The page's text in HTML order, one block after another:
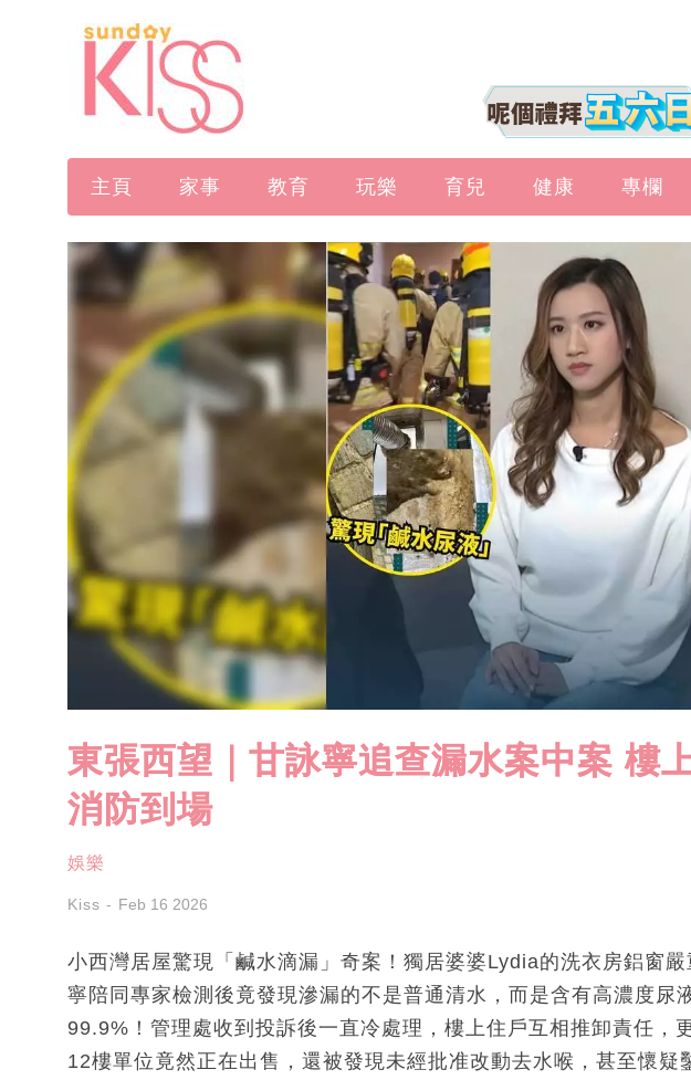
主頁 家事 教育 玩樂 育兒 健康 專欄
東張西望｜甘詠寧追查漏水案中案 樓
消防到場
娛樂
Kiss Feb 16 2026
小西灣居屋驚現「鹹水滴漏」奇案！獨居婆婆Lydia的洗衣房鋁窗
寧陪同專家檢測後竟發現滲漏的不是普通清水，而是含有高濃度尿
99.9%！管理處收到投訴後一直冷處理，樓上住戶互相推卸責任，
12樓單位竟然正在出售，還被發現未經批准改動去水喉，甚至懷疑